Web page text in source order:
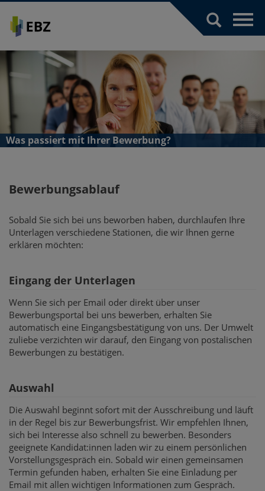
Was passiert mit Ihrer Bewerbung?
Bewerbungsablauf
Sobald Sie sich bei uns beworben haben, durchlaufen Ihre
Unterlagen verschiedene Stationen, die wir Ihnen gerne
erklären möchten:
Eingang der Unterlagen
Wenn Sie sich per Email oder direkt über unser
Bewerbungsportal bei uns bewerben, erhalten Sie
automatisch eine Eingangsbestätigung von uns. Der Umwelt
zuliebe verzichten wir darauf, den Eingang von postalischen
Bewerbungen zu bestätigen.
Auswahl
Die Auswahl beginnt sofort mit der Ausschreibung und läuft
in der Regel bis zur Bewerbungsfrist. Wir empfehlen Ihnen,
sich bei Interesse also schnell zu bewerben. Besonders
geeignete Kandidat:innen laden wir zu einem persönlichen
Vorstellungsgespräch ein. Sobald wir einen gemeinsamen
Termin gefunden haben, erhalten Sie eine Einladung per
Email mit allen wichtigen Informationen zum Gespräch.